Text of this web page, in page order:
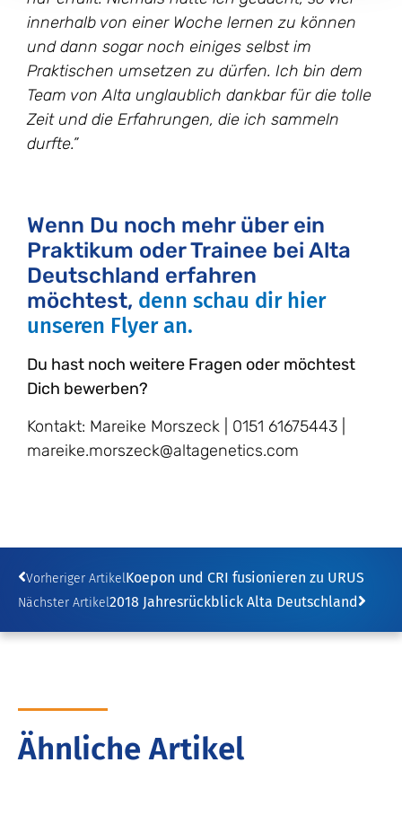
innerhalb von einer Woche lernen zu können
und dann sogar noch einiges selbst im
Praktischen umsetzen zu dürfen. Ich bin dem
Team von Alta unglaublich dankbar für die tolle
Zeit und die Erfahrungen, die ich sammeln
durfte.”
Wenn Du noch mehr über ein
Praktikum oder Trainee bei Alta
Deutschland erfahren
möchtest, denn schau dir hier
unseren Flyer an.
Du hast noch weitere Fragen oder möchtest
Dich bewerben?
Kontakt: Mareike Morszeck | 0151 61675443 |
mareike.morszeck@altagenetics.com
Vorheriger ArtikelKoepon und CRI fusionieren zu URUS
Nächster Artikel2018 Jahresrückblick Alta Deutschland
Ähnliche Artikel